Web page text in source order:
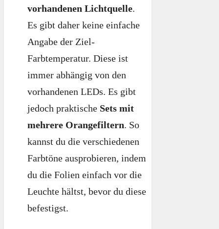
vorhandenen Lichtquelle.
Es gibt daher keine einfache
Angabe der Ziel-
Farbtemperatur. Diese ist
immer abhängig von den
vorhandenen LEDs. Es gibt
jedoch praktische Sets mit
mehrere Orangefiltern. So
kannst du die verschiedenen
Farbtöne ausprobieren, indem
du die Folien einfach vor die
Leuchte hältst, bevor du diese
befestigst.